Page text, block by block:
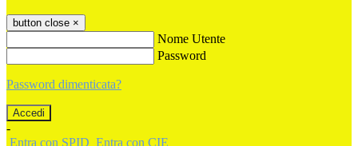
button close ×
Nome Utente
Password
Password dimenticata?
-
Entra con SPID Entra con CIE